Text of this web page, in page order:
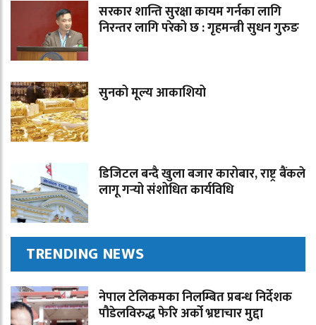
सरकार शान्ति सुरक्षा कायम गर्नका लागि
निरन्तर लागि परेको छ : गृहमन्त्री सुधन गुरुङ
सुनको मूल्य आकाशियो
डिजिटल बन्दै खुला बजार कारोबार, राष्ट्र बैंकले
लागू गर्‍यो संशोधित कार्यविधि
TRENDING NEWS
नेपाल टेलिकमका निलम्बित प्रबन्ध निर्देशक
पौडेलविरुद्ध फेरि अर्को भ्रष्टाचार मुद्दा